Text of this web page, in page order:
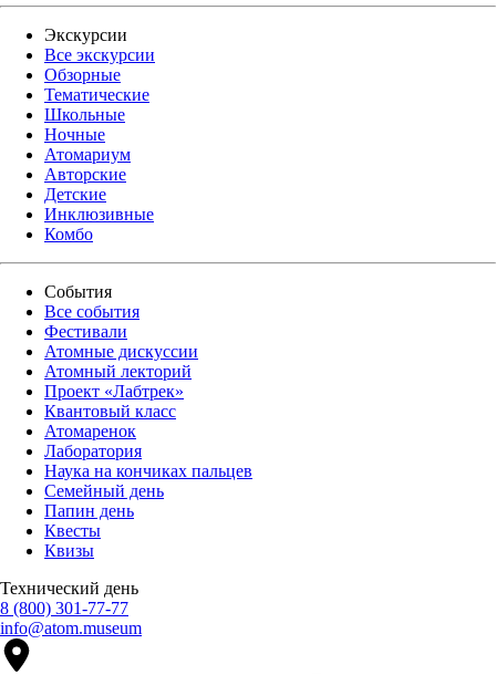
Экскурсии
Все экскурсии
Обзорные
Тематические
Школьные
Ночные
Атомариум
Авторские
Детские
Инклюзивные
Комбо
События
Все события
Фестивали
Атомные дискуссии
Атомный лекторий
Проект «Лабтрек»
Квантовый класс
Атомаренок
Лаборатория
Наука на кончиках пальцев
Семейный день
Папин день
Квесты
Квизы
Технический день
8 (800) 301-77-77
info@atom.museum